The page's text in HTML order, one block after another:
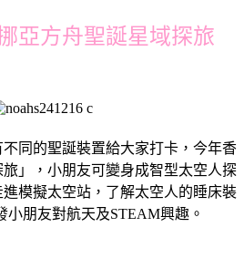
亞方舟聖誕星域探旅
同的聖誕裝置給大家打卡，今年香
」，小朋友可變身成智型太空人探
模擬太空站，了解太空人的睡床裝
小朋友對航天及STEAM興趣。